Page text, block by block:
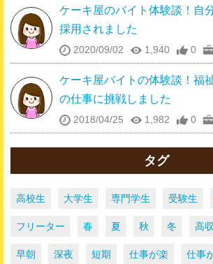
ケーキ屋のバイト体験談！自
採用されました
2020/09/02 1,940 0
ケーキ屋バイトの体験談！福
の仕事に挑戦しました
2018/04/25 1,982 0
タグ
高校生 大学生 専門学生 受験生
フリーター 春 夏 秋 冬 高
早朝 深夜 短期 仕事が楽 仕事